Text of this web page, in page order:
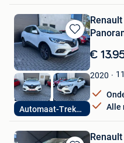
Bewaren
in
Mijn
Favorieten
Automaat-Trekhaak
€
2020
Alle
Drive nice BV
Overpelt